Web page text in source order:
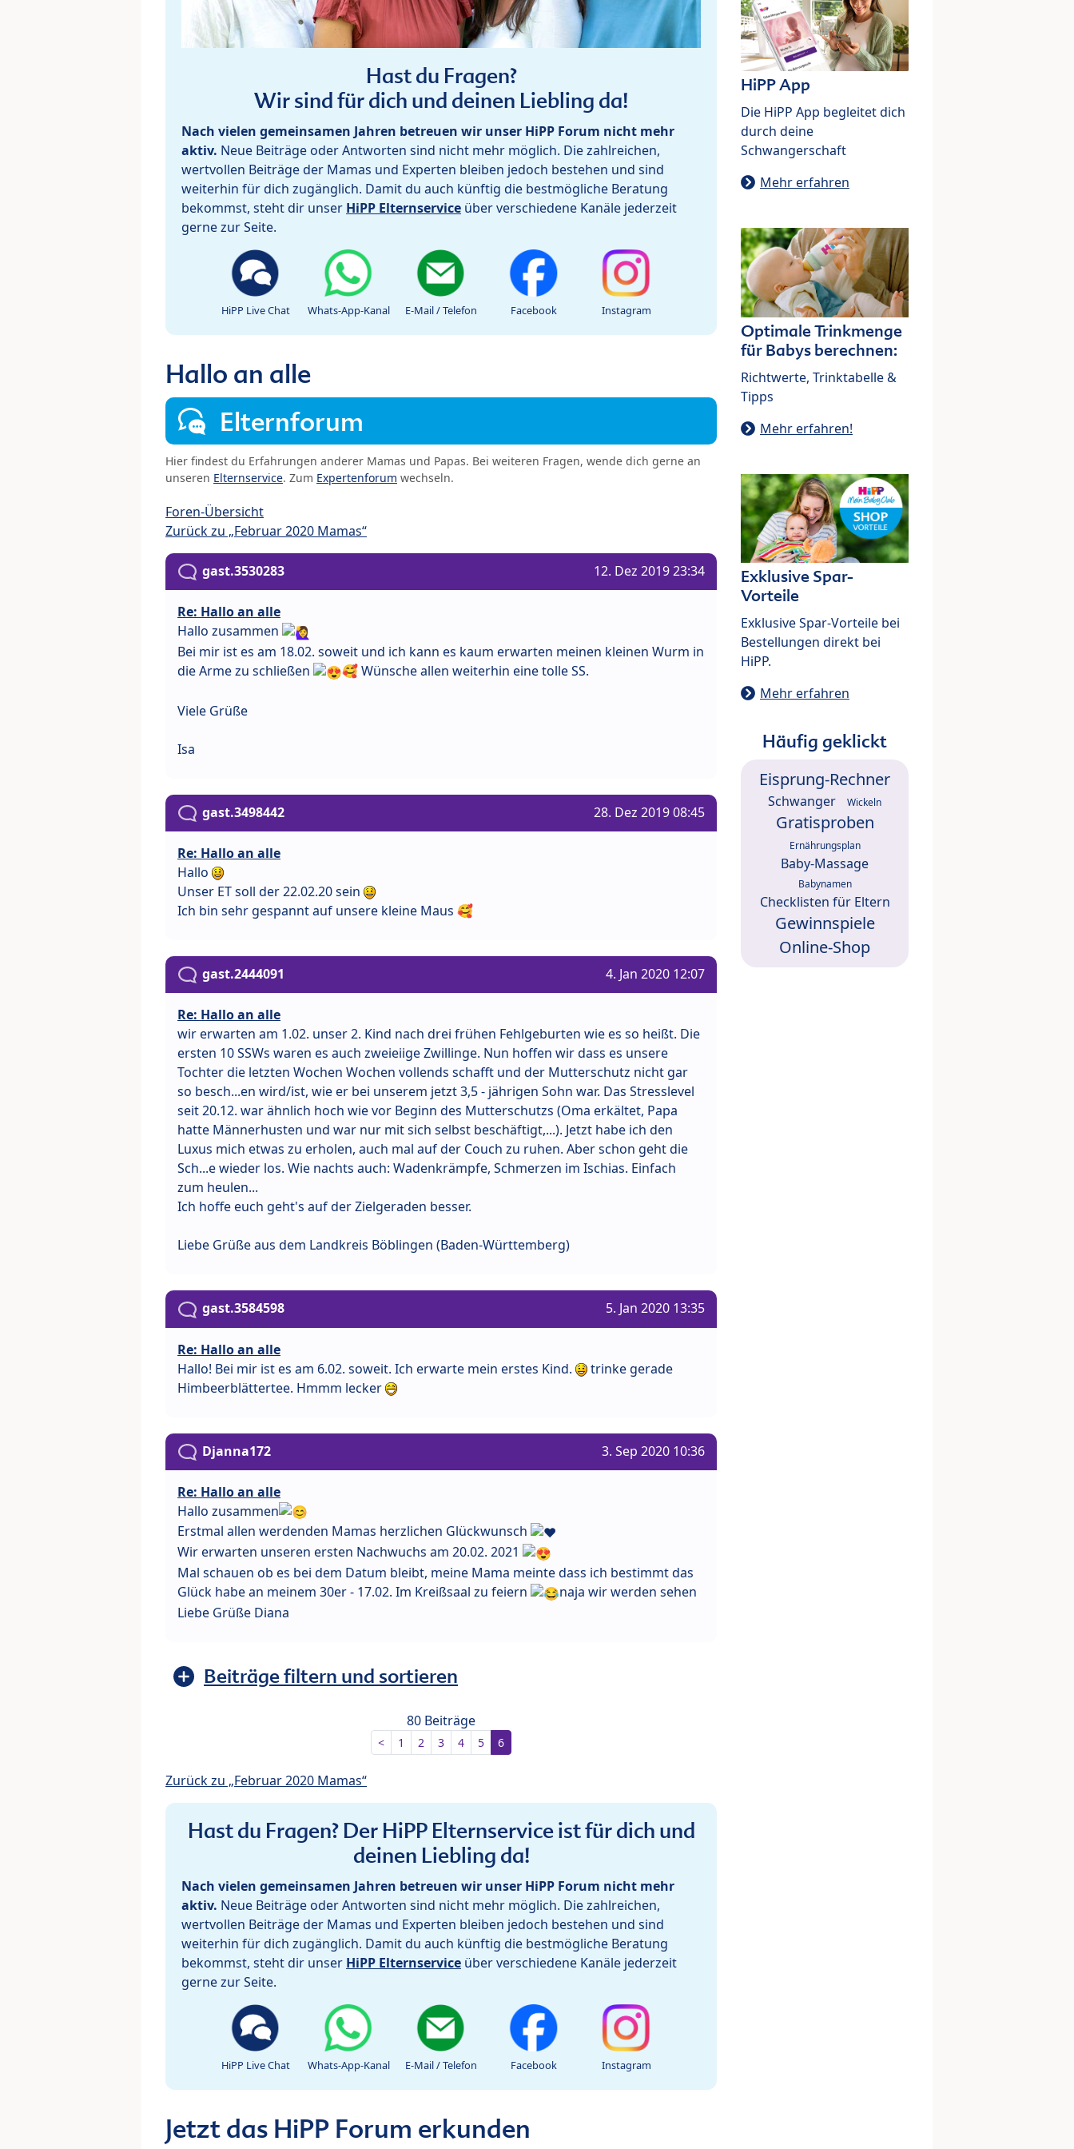
Hast du Fragen?
Wir sind für dich und deinen Liebling da!
Nach vielen gemeinsamen Jahren betreuen wir unser HiPP Forum nicht mehr
aktiv. Neue Beiträge oder Antworten sind nicht mehr möglich. Die zahlreichen,
wertvollen Beiträge der Mamas und Experten bleiben jedoch bestehen und sind
weiterhin für dich zugänglich. Damit du auch künftig die bestmögliche Beratung
bekommst, steht dir unser HiPP Elternservice über verschiedene Kanäle jederzeit
gerne zur Seite.
HiPP Live Chat Whats-App-Kanal E-Mail / Telefon Facebook Instagram
Hallo an alle
Elternforum
Hier findest du Erfahrungen anderer Mamas und Papas. Bei weiteren Fragen, wende dich gerne an
unseren Elternservice. Zum Expertenforum wechseln.
Foren-Übersicht
Zurück zu „Februar 2020 Mamas“
gast.3530283 12. Dez 2019 23:34
Re: Hallo an alle
Hallo zusammen
Bei mir ist es am 18.02. soweit und ich kann es kaum erwarten meinen kleinen Wurm in
die Arme zu schließen
🥰 Wünsche allen weiterhin eine tolle SS.
Viele Grüße
Isa
gast.3498442 28. Dez 2019 08:45
Re: Hallo an alle
Hallo
Unser ET soll der 22.02.20 sein
Ich bin sehr gespannt auf unsere kleine Maus 🥰
gast.2444091 4. Jan 2020 12:07
Re: Hallo an alle
wir erwarten am 1.02. unser 2. Kind nach drei frühen Fehlgeburten wie es so heißt. Die
ersten 10 SSWs waren es auch zweieiige Zwillinge. Nun hoffen wir dass es unsere
Tochter die letzten Wochen Wochen vollends schafft und der Mutterschutz nicht gar
so besch...en wird/ist, wie er bei unserem jetzt 3,5 - jährigen Sohn war. Das Stresslevel
seit 20.12. war ähnlich hoch wie vor Beginn des Mutterschutzs (Oma erkältet, Papa
hatte Männerhusten und war nur mit sich selbst beschäftigt,...). Jetzt habe ich den
Luxus mich etwas zu erholen, auch mal auf der Couch zu ruhen. Aber schon geht die
Sch...e wieder los. Wie nachts auch: Wadenkrämpfe, Schmerzen im Ischias. Einfach
zum heulen...
Ich hoffe euch geht's auf der Zielgeraden besser.
Liebe Grüße aus dem Landkreis Böblingen (Baden-Württemberg)
gast.3584598 5. Jan 2020 13:35
Re: Hallo an alle
Hallo! Bei mir ist es am 6.02. soweit. Ich erwarte mein erstes Kind.
trinke gerade
Himbeerblättertee. Hmmm lecker
Djanna172 3. Sep 2020 10:36
Re: Hallo an alle
Hallo zusammen
Erstmal allen werdenden Mamas herzlichen Glückwunsch
Wir erwarten unseren ersten Nachwuchs am 20.02. 2021
Mal schauen ob es bei dem Datum bleibt, meine Mama meinte dass ich bestimmt das
Glück habe an meinem 30er - 17.02. Im Kreißsaal zu feiern
naja wir werden sehen
Liebe Grüße Diana
Beiträge filtern und sortieren
80 Beiträge
< 1 2 3 4 5 6
Zurück zu „Februar 2020 Mamas“
Hast du Fragen? Der HiPP Elternservice ist für dich und
deinen Liebling da!
Nach vielen gemeinsamen Jahren betreuen wir unser HiPP Forum nicht mehr
aktiv. Neue Beiträge oder Antworten sind nicht mehr möglich. Die zahlreichen,
wertvollen Beiträge der Mamas und Experten bleiben jedoch bestehen und sind
weiterhin für dich zugänglich. Damit du auch künftig die bestmögliche Beratung
bekommst, steht dir unser HiPP Elternservice über verschiedene Kanäle jederzeit
gerne zur Seite.
HiPP Live Chat Whats-App-Kanal E-Mail / Telefon Facebook Instagram
Jetzt das HiPP Forum erkunden
HiPP App
Die HiPP App begleitet dich
durch deine
Schwangerschaft
Mehr erfahren
Optimale Trinkmenge
für Babys berechnen:
Richtwerte, Trinktabelle &
Tipps
Mehr erfahren!
Exklusive Spar-
Vorteile
Exklusive Spar-Vorteile bei
Bestellungen direkt bei
HiPP.
Mehr erfahren
Häufig geklickt
Eisprung-Rechner
Schwanger Wickeln
Gratisproben
Ernährungsplan
Baby-Massage
Babynamen
Checklisten für Eltern
Gewinnspiele
Online-Shop